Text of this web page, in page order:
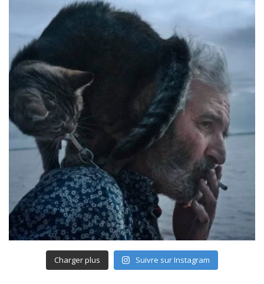
Charger plus Suivre sur Instagram